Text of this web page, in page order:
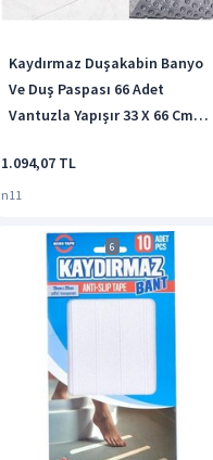
Kaydırmaz Duşakabin Banyo
Ve Duş Paspası 66 Adet
Vantuzla Yapışır 33 X 66 Cm
1.094,07 TL
n11
6